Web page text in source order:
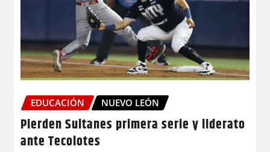
EDUCACIÓN NUEVO LEÓN
Pierden Sultanes primera serie y liderato
ante Tecolotes